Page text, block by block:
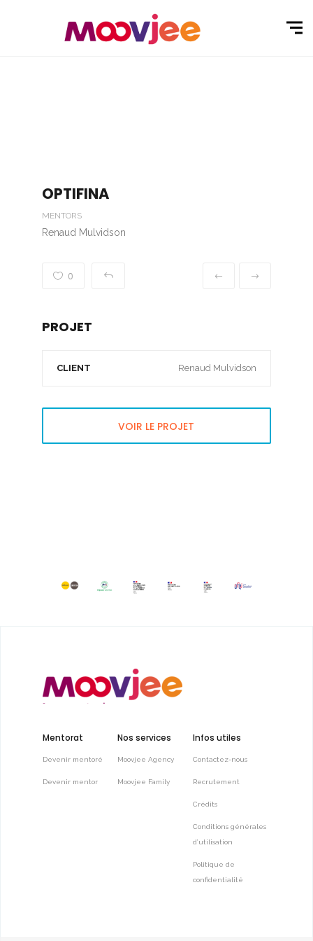
OPTIFINA
MENTORS
Renaud Mulvidson
0
PROJET
CLIENT Renaud Mulvidson
VOIR LE PROJET
Mentorat
Devenir mentoré
Devenir mentor
Nos services
Moovjee Agency
Moovjee Family
Infos utiles
Contactez-nous
Recrutement
Crédits
Conditions générales
d’utilisation
Politique de
confidentialité